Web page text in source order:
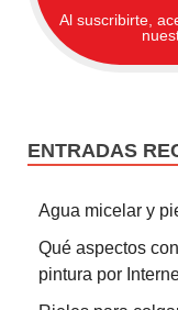
Al suscribirte,
ENTRADAS
Agua micelar y
Qué aspectos
pintura por